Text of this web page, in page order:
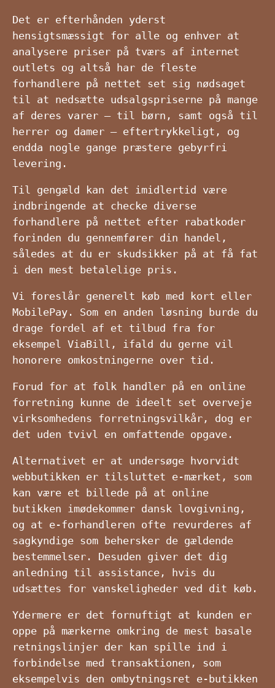
Det er efterhånden yderst
hensigtsmæssigt for alle og enhver at
analysere priser på tværs af internet
outlets og altså har de fleste
forhandlere på nettet set sig nødsaget
til at nedsætte udsalgspriserne på mange
af deres varer – til børn, samt også til
herrer og damer – eftertrykkeligt, og
endda nogle gange præstere gebyrfri
levering.
Til gengæld kan det imidlertid være
indbringende at checke diverse
forhandlere på nettet efter rabatkoder
forinden du gennemfører din handel,
således at du er skudsikker på at få fat
i den mest betalelige pris.
Vi foreslår generelt køb med kort eller
MobilePay. Som en anden løsning burde du
drage fordel af et tilbud fra for
eksempel ViaBill, ifald du gerne vil
honorere omkostningerne over tid.
Forud for at folk handler på en online
forretning kunne de ideelt set overveje
virksomhedens forretningsvilkår, dog er
det uden tvivl en omfattende opgave.
Alternativet er at undersøge hvorvidt
webbutikken er tilsluttet e-mærket, som
kan være et billede på at online
butikken imødekommer dansk lovgivning,
og at e-forhandleren ofte revurderes af
sagkyndige som behersker de gældende
bestemmelser. Desuden giver det dig
anledning til assistance, hvis du
udsættes for vanskeligheder ved dit køb.
Ydermere er det fornuftigt at kunden er
oppe på mærkerne omkring de mest basale
retningslinjer der kan spille ind i
forbindelse med transaktionen, som
eksempelvis den ombytningsret e-butikken